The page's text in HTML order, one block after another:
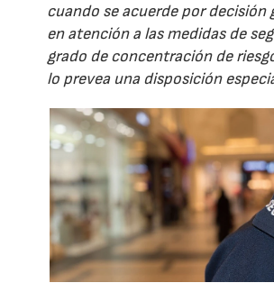
cuando se acuerde por decisión
en atención a las medidas de
grado de concentración de
lo prevea una disposición